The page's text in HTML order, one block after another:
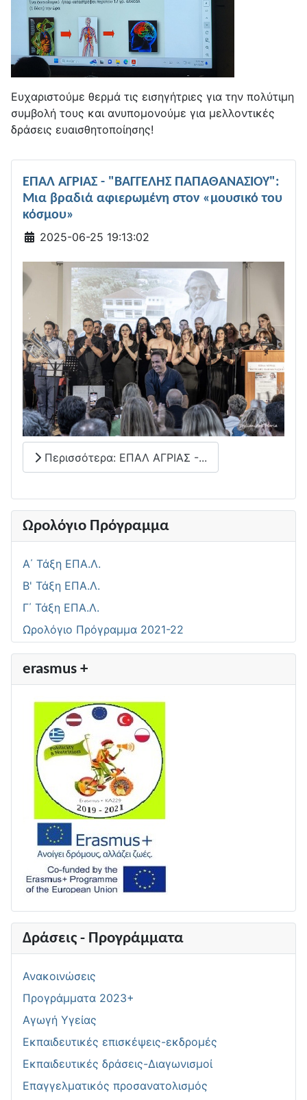
Ευχαριστούμε θερμά τις εισηγήτριες για την πολύτιμη
συμβολή τους και ανυπομονούμε για μελλοντικές
δράσεις ευαισθητοποίησης!
ΕΠΑΛ ΑΓΡΙΑΣ - "ΒΑΓΓΕΛΗΣ ΠΑΠΑΘΑΝΑΣΙΟΥ":
Μια βραδιά αφιερωμένη στον «μουσικό του
κόσμου»
Λεπτομέρειες
2025-06-25 19:13:02
Περισσότερα: ΕΠΑΛ ΑΓΡΙΑΣ -...
Ωρολόγιο Πρόγραμμα
Α΄ Τάξη ΕΠΑ.Λ.
Β' Τάξη ΕΠΑ.Λ.
Γ΄ Τάξη ΕΠΑ.Λ.
Ωρολόγιο Πρόγραμμα 2021-22
erasmus +
Δράσεις - Προγράμματα
Ανακοινώσεις
Προγράμματα 2023+
Αγωγή Υγείας
Εκπαιδευτικές επισκέψεις-εκδρομές
Εκπαιδευτικές δράσεις-Διαγωνισμοί
Επαγγελματικός προσανατολισμός